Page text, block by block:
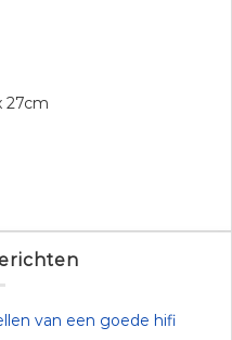
27cm
van een goede hifi